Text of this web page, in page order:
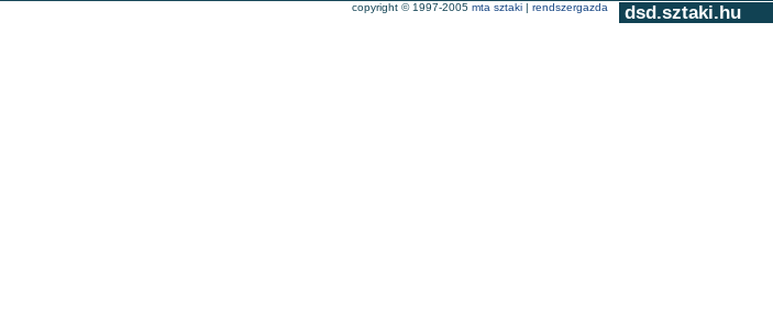
dsd.sztaki.hu
copyright © 1997-2005 mta sztaki | rendszergazda